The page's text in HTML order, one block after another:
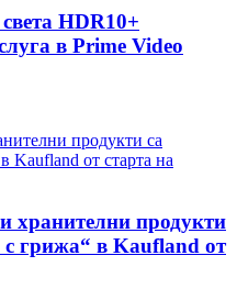
HDR10+
в Prime Video
хранителни продукти
грижа“ в Kaufland от